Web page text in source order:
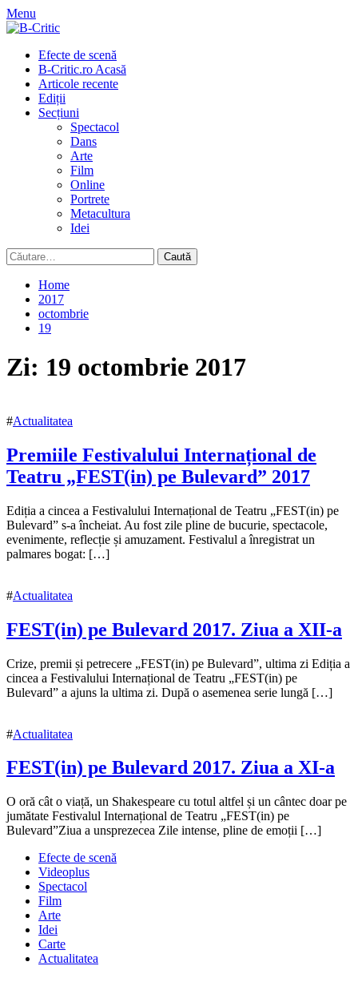
Skip
to
Menu
Primary
Menu
Efecte de scenă
B-Critic.ro Acasă
Articole recente
Ediții
Secțiuni
Spectacol
Dans
Arte
Film
Online
Portrete
Metacultura
Idei
Caută
după:
Home
2017
octombrie
19
Zi: 19 octombrie 2017
#Actualitatea
Premiile Festivalului Internațional de
Teatru „FEST(in) pe Bulevard” 2017
19
octombrie
201719
octombrie
Ediția a cincea a Festivalului Internațional de Teatru „FEST(in) pe
Bulevard” s-a încheiat. Au fost zile pline de bucurie, spectacole,
evenimente, reflecție și amuzament. Festivalul a înregistrat un
palmares bogat: […]
#Actualitatea
FEST(in) pe Bulevard 2017. Ziua a XII-a
19
octombrie
201719
Crize, premii și petrecere „FEST(in) pe Bulevard”, ultima zi Ediția a
cincea a Festivalului Internațional de Teatru „FEST(in) pe
Bulevard” a ajuns la ultima zi. După o asemenea serie lungă […]
#Actualitatea
FEST(in) pe Bulevard 2017. Ziua a XI-a
19
octombrie
201719
2017
O oră cât o viață, un Shakespeare cu totul altfel și un cântec doar pe
jumătate Festivalul Internațional de Teatru „FEST(in) pe
Bulevard”Ziua a unsprezecea Zile intense, pline de emoții […]
Efecte de scenă
Videoplus
Spectacol
Film
Arte
Idei
Carte
Actualitatea